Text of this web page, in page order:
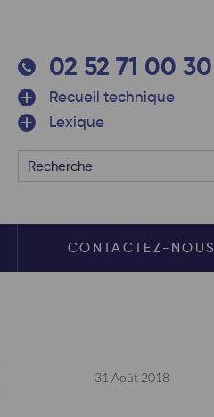
02 52 71 00 30
Recueil technique
Lexique
CONTACTEZ-NOUS
31 Août 2018